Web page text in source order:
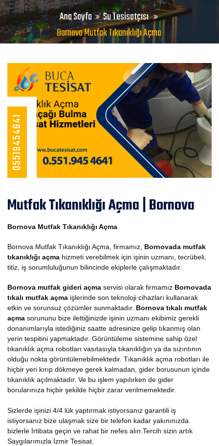
Ana Sayfa
Su Tesisatçısı
Bornova Mutfak Tıkanıklığı Açma
05519454641
Mutfak Tıkanıklığı Açma | Bornova
Bornova Mutfak Tıkanıklığı Açma
Bornova Mutfak Tıkanıklığı Açma, firmamız, Bornovada mutfak
tıkanıklığı açma hizmeti verebilmek için işinin uzmanı, tecrübeli,
titiz, iş sorumluluğunun bilincinde ekiplerle çalışmaktadır.
Bornova mutfak gideri açma servisi olarak firmamız Bornovada
tıkalı mutfak açma işlerinde son teknoloji cihazları kullanarak
etkin ve sorunsuz çözümler sunmaktadır. Bornova tıkalı mutfak
açma sorununu bize ilettiğinizde işinin uzmanı ekibimiz gerekli
donanımlarıyla istediğiniz saatte adresinize gelip tıkanmış olan
yerin tespitini yapmaktadır. Görüntüleme sistemine sahip özel
tıkanıklık açma robotları vasıtasıyla tıkanıklığın ya da sızıntının
olduğu nokta görüntülenebilmektedir. Tıkanıklık açma robotları ile
hiçbir yeri kırıp dökmeye gerek kalmadan, gider borusunun içinde
tıkanıklık açılmaktadır. Ve bu işlem yapılırken de gider
borularınıza hiçbir şekilde hiçbir zarar verilmemektedir.
Sizlerde işinizi 4/4 lük yaptırmak istiyorsanız garantili iş
istiyorsanız bize ulaşmak size bir telefon kadar yakınınızda.
bizlerle İrtibata geçin ve rahat bir nefes alın.Tercih sizin artık
Saygılarımızla İzmir Tesisat.